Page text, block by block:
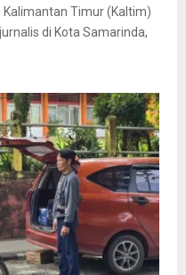
Kalimantan Timur (Kaltim)
di Kota Samarinda,